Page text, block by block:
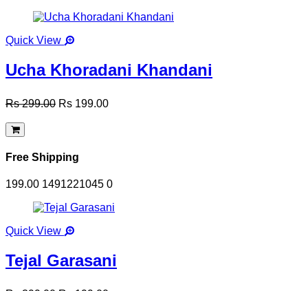
Quick View
Ucha Khoradani Khandani
Rs 299.00 Rs 199.00
Free Shipping
199.00 1491221045 0
Quick View
Tejal Garasani